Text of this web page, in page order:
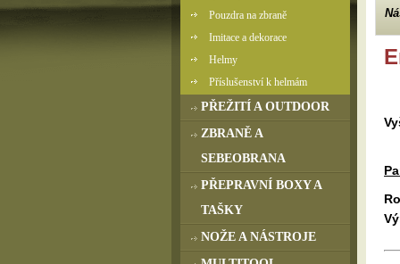
Pouzdra na zbraně
Imitace a dekorace
Helmy
Příslušenství k helmám
PŘEŽITÍ A OUTDOOR
ZBRANĚ A
SEBEOBRANA
PŘEPRAVNÍ BOXY A
TAŠKY
NOŽE A NÁSTROJE